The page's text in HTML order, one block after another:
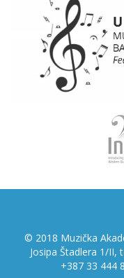
© 2018 Muzička
Josipa Štadlera 1/II,
+387 33 444